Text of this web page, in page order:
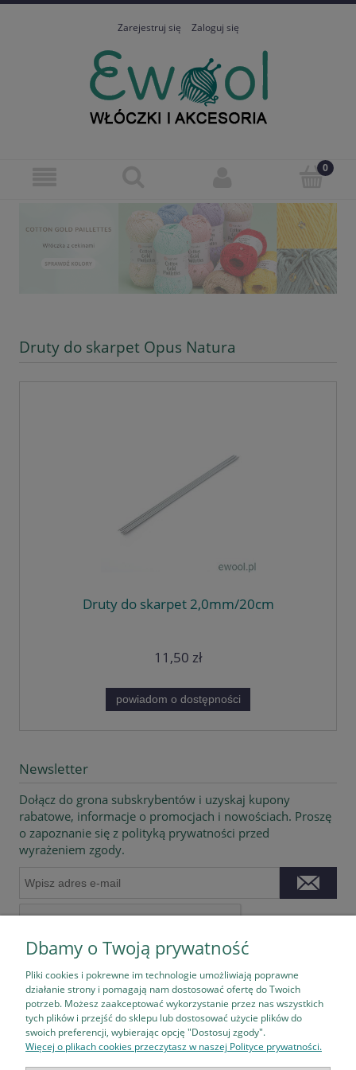
Zarejestruj się Zaloguj się
Druty do skarpet Opus Natura
Druty do skarpet 2,0mm/20cm
11,50 zł
powiadom o dostępności
Newsletter
Dołącz do grona subskrybentów i uzyskaj kupony
rabatowe, informacje o promocjach i nowościach. Proszę
o zapoznanie się z polityką prywatności przed
wyrażeniem zgody.
Pomoc
Dbamy o Twoją prywatność
Pliki cookies i pokrewne im technologie umożliwiają poprawne
działanie strony i pomagają nam dostosować ofertę do Twoich
potrzeb. Możesz zaakceptować wykorzystanie przez nas wszystkich
tych plików i przejść do sklepu lub dostosować użycie plików do
swoich preferencji, wybierając opcję "Dostosuj zgody".
Więcej o plikach cookies przeczytasz w naszej Polityce prywatności.